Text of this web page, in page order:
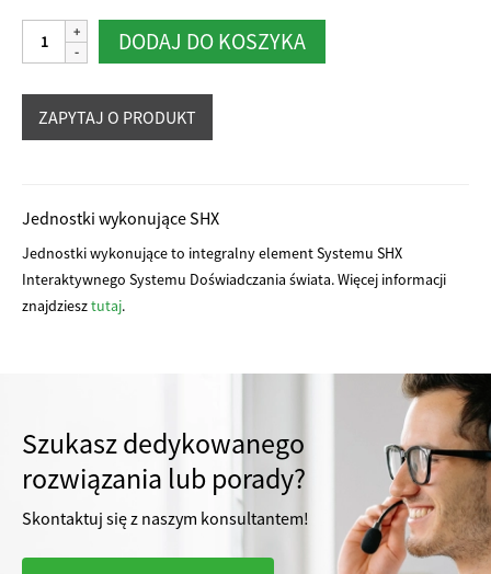
ilość
Reflektor
DODAJ DO KOSZYKA
Jednostki wykonujące SHX
Jednostki wykonujące to integralny element Systemu SHX
Interaktywnego Systemu Doświadczania świata. Więcej informacji
znajdziesztutaj.
Szukasz dedykowanego
rozwiązania lub porady?
Skontaktuj się z naszym konsultantem!